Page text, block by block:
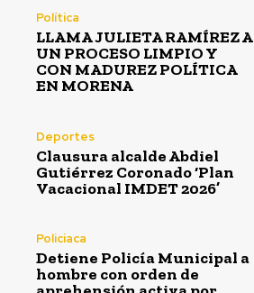
Política
LLAMA JULIETA RAMÍREZ A
UN PROCESO LIMPIO Y
CON MADUREZ POLÍTICA
EN MORENA
Deportes
Clausura alcalde Abdiel
Gutiérrez Coronado ‘Plan
Vacacional IMDET 2026’
Policiaca
Detiene Policía Municipal a
hombre con orden de